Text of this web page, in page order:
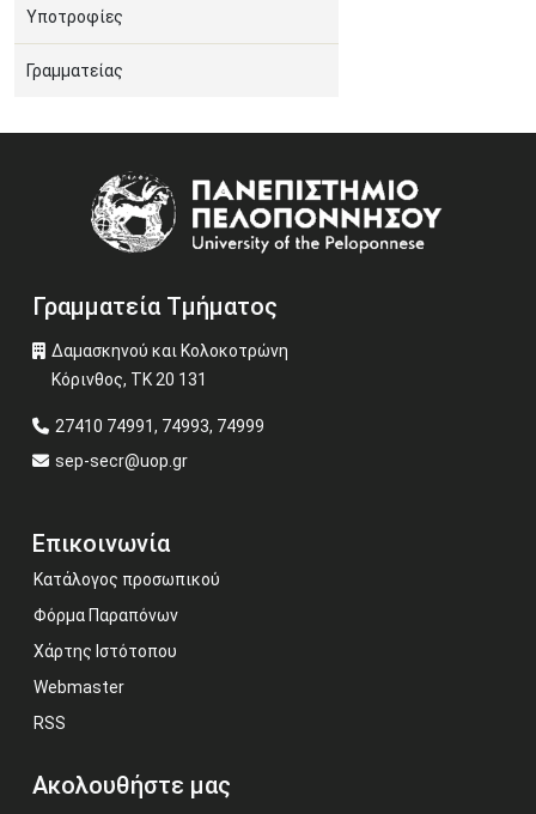
Υποτροφίες
Γραμματείας
Γραμματεία Τμήματος
Δαμασκηνού και Κολοκοτρώνη
Κόρινθος, ΤΚ 20 131
27410 74991, 74993, 74999
sep-secr@uop.gr
Επικοινωνία
Κατάλογος προσωπικού
Φόρμα Παραπόνων
Χάρτης Ιστότοπου
Webmaster
RSS
Ακολουθήστε μας